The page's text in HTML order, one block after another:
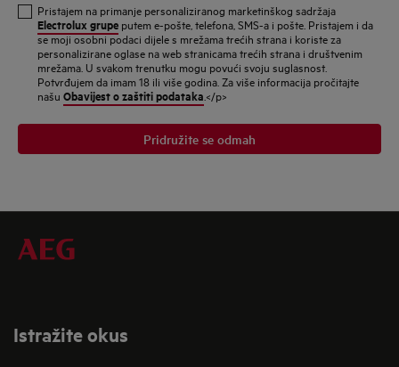
mail
adresu
Pristajem na primanje personaliziranog marketinškog sadržaja
Electrolux grupe putem e-pošte, telefona, SMS-a i pošte. Pristajem i da
se moji osobni podaci dijele s mrežama trećih strana i koriste za
personalizirane oglase na web stranicama trećih strana i društvenim
mrežama. U svakom trenutku mogu povući svoju suglasnost.
Potvrđujem da imam 18 ili više godina. Za više informacija pročitajte
našu Obavijest o zaštiti podataka .</p>
Pridružite se odmah
Istražite okus